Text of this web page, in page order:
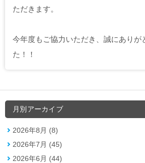
ただきます。
今年度もご協力いただき、誠にありが
た！！
月別アーカイブ
2026年8月 (8)
2026年7月 (45)
2026年6月 (44)